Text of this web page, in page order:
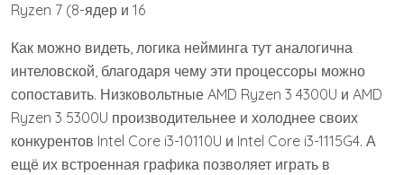
Ryzen 7 (8-ядер и 16
Как можно видеть, логика нейминга тут аналогична
интеловской, благодаря чему эти процессоры можно
сопоставить. Низковольтные AMD Ryzen 3 4300U и AMD
Ryzen 3 5300U производительнее и холоднее своих
конкурентов Intel Core i3-10110U и Intel Core i3-1115G4. А
ещё их встроенная графика позволяет играть в